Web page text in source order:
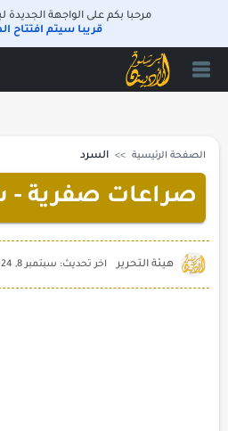
مرحبا بكم على الواجهة الجديدة
قريبا سيتم افتتاح
الصفحة الرئيسية السرد
صراعات صفرية -